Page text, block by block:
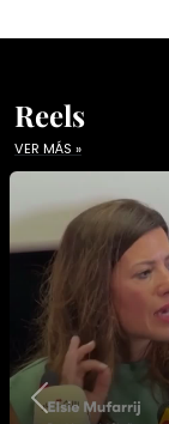
Reels
VER MÁS »
Previous